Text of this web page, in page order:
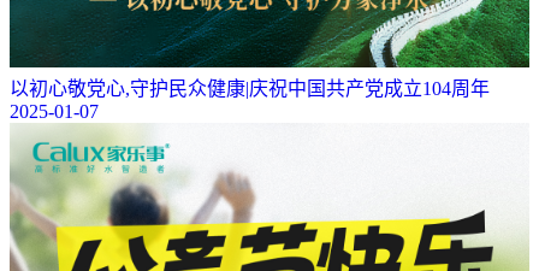
以初心敬党心,守护民众健康|庆祝中国共产党成立104周年
2025-01-07